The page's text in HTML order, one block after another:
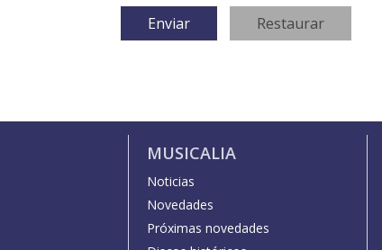
MUSICALIA
Noticias
Novedades
Próximas novedades